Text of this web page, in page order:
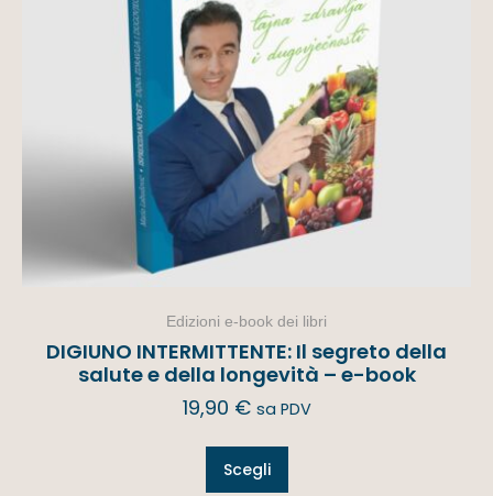
Edizioni e-book dei libri
DIGIUNO INTERMITTENTE: Il segreto della
salute e della longevità – e-book
19,90 € sa PDV
Scegli